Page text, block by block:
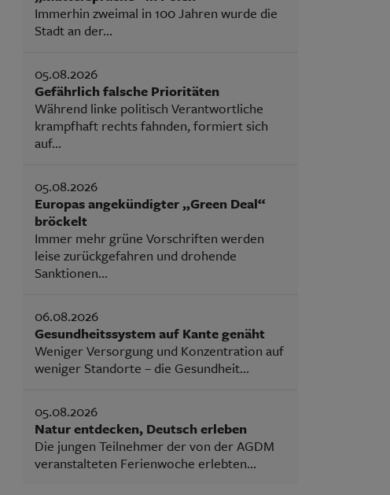
Immerhin zweimal in 100 Jahren wurde die
Stadt an der...
05.08.2026
Gefährlich falsche Prioritäten
Während linke politisch Verantwortliche
krampfhaft rechts fahnden, formiert sich
auf...
05.08.2026
Europas angekündigter „Green Deal“
bröckelt
Immer mehr grüne Vorschriften werden
leise zurückgefahren und drohende
Sanktionen...
06.08.2026
Gesundheitssystem auf Kante genäht
Weniger Versorgung und Konzentration auf
weniger Standorte – die Gesundheit...
05.08.2026
Natur entdecken, Deutsch erleben
Die jungen Teilnehmer der von der AGDM
veranstalteten Ferienwoche erlebten...